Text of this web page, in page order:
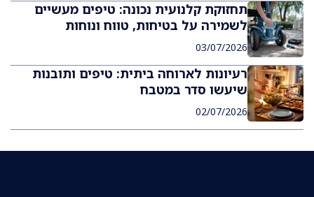
תחזוקת קלנועית נכונה: טיפים מעשיים
לשמירה על בטיחות, טווח ונוחות
03/07/2026
רעיונות לארוחה ביתית: טיפים ותובנות
שיעשו סדר במטבח
02/07/2026